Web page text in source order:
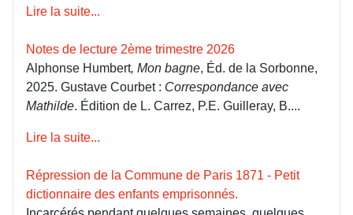
Lire la suite...
Notes de lecture 2ème trimestre 2026
Alphonse Humbert, Mon bagne, Éd. de la Sorbonne,
2025. Gustave Courbet : Correspondance avec
Mathilde. Édition de L. Carrez, P.E. Guilleray, B....
Lire la suite...
Répression de la Commune de Paris 1871 - Petit
dictionnaire des enfants emprisonnés.